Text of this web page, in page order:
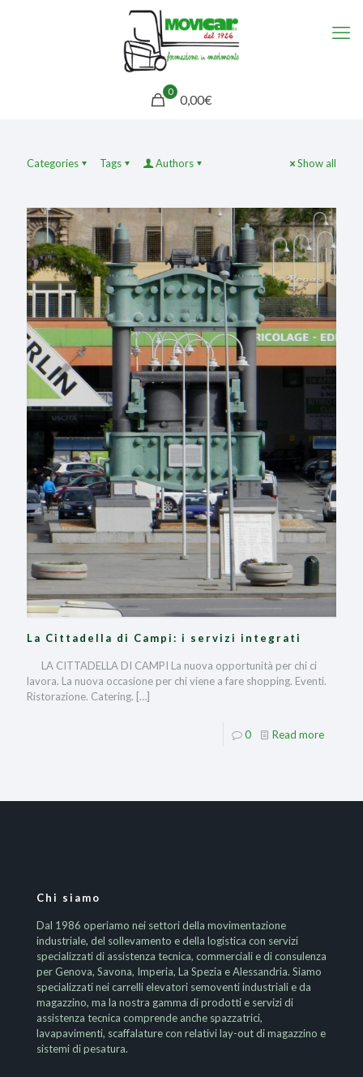
0
0,00€
Categories Tags Authors Show all
La Cittadella di Campi: i servizi integrati
LA CITTADELLA DI CAMPI La nuova opportunità per chi ci
lavora. La nuova occasione per chi viene a fare shopping. Eventi.
Ristorazione. Catering. […]
0 Read more
Chi siamo
Dal 1986 operiamo nei settori della movimentazione
industriale, del sollevamento e della logistica con servizi
specializzati di assistenza tecnica, commerciali e di consulenza
per Genova, Savona, Imperia, La Spezia e Alessandria. Siamo
specializzati nei carrelli elevatori semoventi industriali e da
magazzino, ma la nostra gamma di prodotti e servizi di
assistenza tecnica comprende anche spazzatrici,
lavapavimenti, scaffalature con relativi lay-out di magazzino e
sistemi di pesatura.